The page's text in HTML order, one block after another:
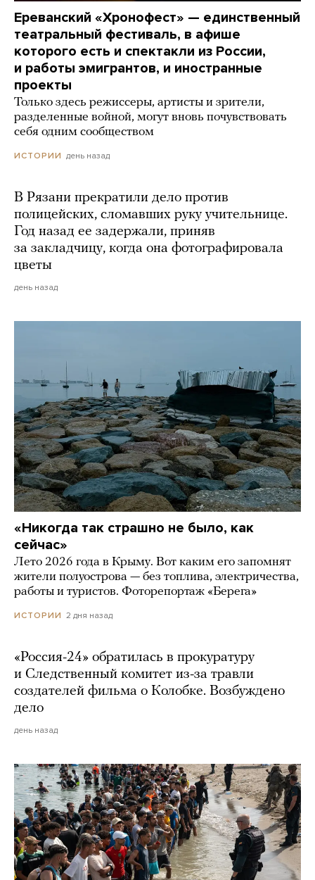
Ереванский «Хронофест» — единственный
театральный фестиваль, в афише
которого есть и спектакли из России,
и работы эмигрантов, и иностранные
проекты
Только здесь режиссеры, артисты и зрители,
разделенные войной, могут вновь почувствовать
себя одним сообществом
ИСТОРИИ день назад
В Рязани прекратили дело против
полицейских, сломавших руку учительнице.
Год назад ее задержали, приняв
за закладчицу, когда она фотографировала
цветы
день назад
«Никогда так страшно не было, как
сейчас»
Лето 2026 года в Крыму. Вот каким его запомнят
жители полуострова — без топлива, электричества,
работы и туристов. Фоторепортаж «Берега»
ИСТОРИИ 2 дня назад
«Россия-24» обратилась в прокуратуру
и Следственный комитет из-за травли
создателей фильма о Колобке. Возбуждено
дело
день назад